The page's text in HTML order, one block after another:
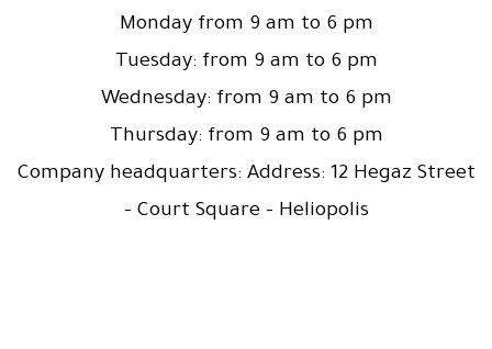
Monday from 9 am to 6 pm
Tuesday: from 9 am to 6 pm
Wednesday: from 9 am to 6 pm
Thursday: from 9 am to 6 pm
Company headquarters: Address: 12 Hegaz Street
– Court Square – Heliopolis